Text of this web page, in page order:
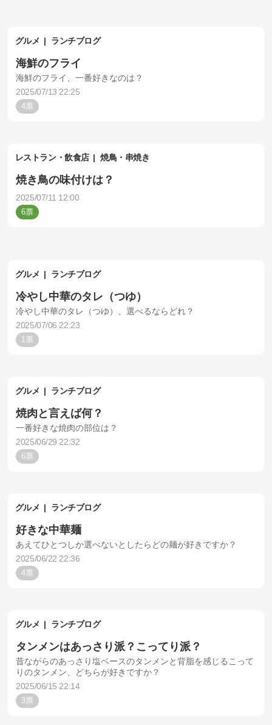
グルメ ランチブログ
海鮮のフライ
海鮮のフライ、一番好きなのは？
2025/07/13 22:25
4
レストラン・飲食店 焼鳥・串焼き
焼き鳥の味付けは？
2025/07/11 12:00
6
グルメ ランチブログ
冷やし中華のタレ（つゆ）
冷やし中華のタレ（つゆ）、選べるならどれ？
2025/07/06 22:23
1
グルメ ランチブログ
焼肉と言えば何？
一番好きな焼肉の部位は？
2025/06/29 22:32
6
グルメ ランチブログ
好きな中華麺
あえてひとつしか選べないとしたらどの麺が好きですか？
2025/06/22 22:36
4
グルメ ランチブログ
タンメンはあっさり派？こってり派？
昔ながらのあっさり塩ベースのタンメンと背脂を感じるこって
りのタンメン、どちらが好きですか？
2025/06/15 22:14
3